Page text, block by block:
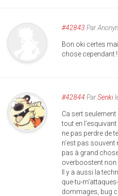
#42843 Par
Bon oki certes
chose cependant !
#42844 ParSenki
Ca sert
tout en
ne pas perdre de
n'est pas souvent
pas à grand
overboostent non
Il y a aussi la
que-tu-
dommages, bug